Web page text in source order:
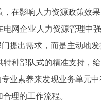
在影响人力资源政策效
网企业人力资源管理中强
提出需求，而是主动地
种部队式的精准支持，
业素养来发现业务单元
理的工作流程。